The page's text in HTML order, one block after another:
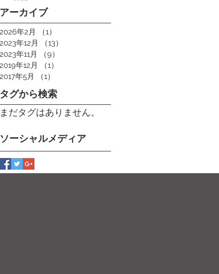
アーカイブ
2026年2月 （1）
2023年12月
（13）
2023年11月
（9）
2019年12月
（1）
2017年5月
（1）
タグから検索
まだタグはありません。
ソーシャルメディア